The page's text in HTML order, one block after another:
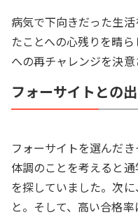
病気で下向きだった生
たことへの心残りを晴
への再チャレンジを決意
フォーサイトとの
フォーサイトを選んだき
体調のことを考えると
を探していました。次
と。そして、高い合格